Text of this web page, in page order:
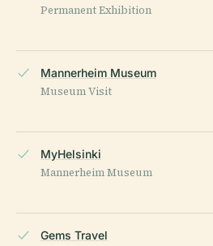
Permanent Exhibition
Mannerheim Museum
Museum Visit
MyHelsinki
Mannerheim Museum
Gems Travel